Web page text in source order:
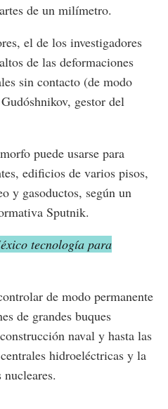
de un milímetro.
el de los investigadores
de las deformaciones
sin contacto (de modo
gestor del
puede usarse para
edificios de varios pisos,
y gasoductos, según un
Sputnik.
tecnología para
de modo permanente
de grandes buques
naval y hasta las
hidroeléctricas y la